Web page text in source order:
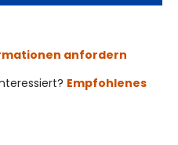
anfordern
Empfohlenes